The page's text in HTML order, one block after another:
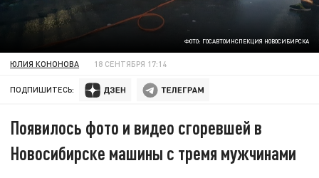
ФОТО: ГОСАВТОИНСПЕКЦИЯ НОВОСИБИРСКА
ЮЛИЯ КОНОНОВА 18 СЕНТЯБРЯ 17:14
ПОДПИШИТЕСЬ:
Появилось фото и видео сгоревшей в
Новосибирске машины с тремя мужчинами